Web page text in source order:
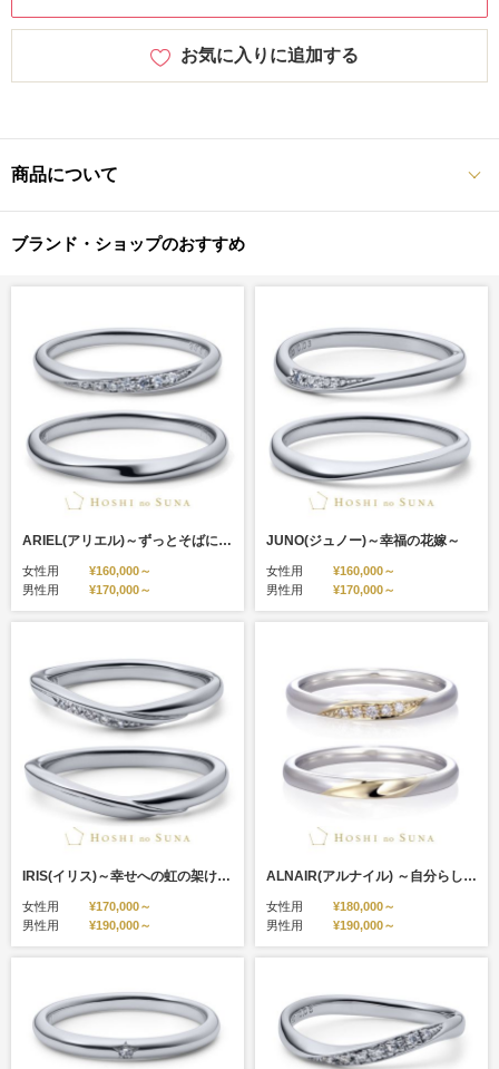
お気に入りに追加する
商品について
ブランド・ショップのおすすめ
ARIEL(アリエル)～ずっとそばにいて～
女性用
¥160,000～
男性用
¥170,000～
JUNO(ジュノー)～幸福の花嫁～
女性用
¥160,000～
男性用
¥170,000～
IRIS(イリス)～幸せへの虹の架け橋～
女性用
¥170,000～
男性用
¥190,000～
ALNAIR(アルナイル) ～自分らしさと、愛情の絆～
女性用
¥180,000～
男性用
¥190,000～